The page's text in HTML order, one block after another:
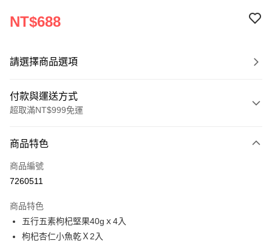
NT$688
請選擇商品選項
付款與運送方式
超取滿NT$999免運
信用卡一次付款
超商取貨付款
Apple Pay
街口支付
商品特色
商品編號
7260511
商品特色
五行五素枸杞堅果40gｘ4入
枸杞杏仁小魚乾Ｘ2入